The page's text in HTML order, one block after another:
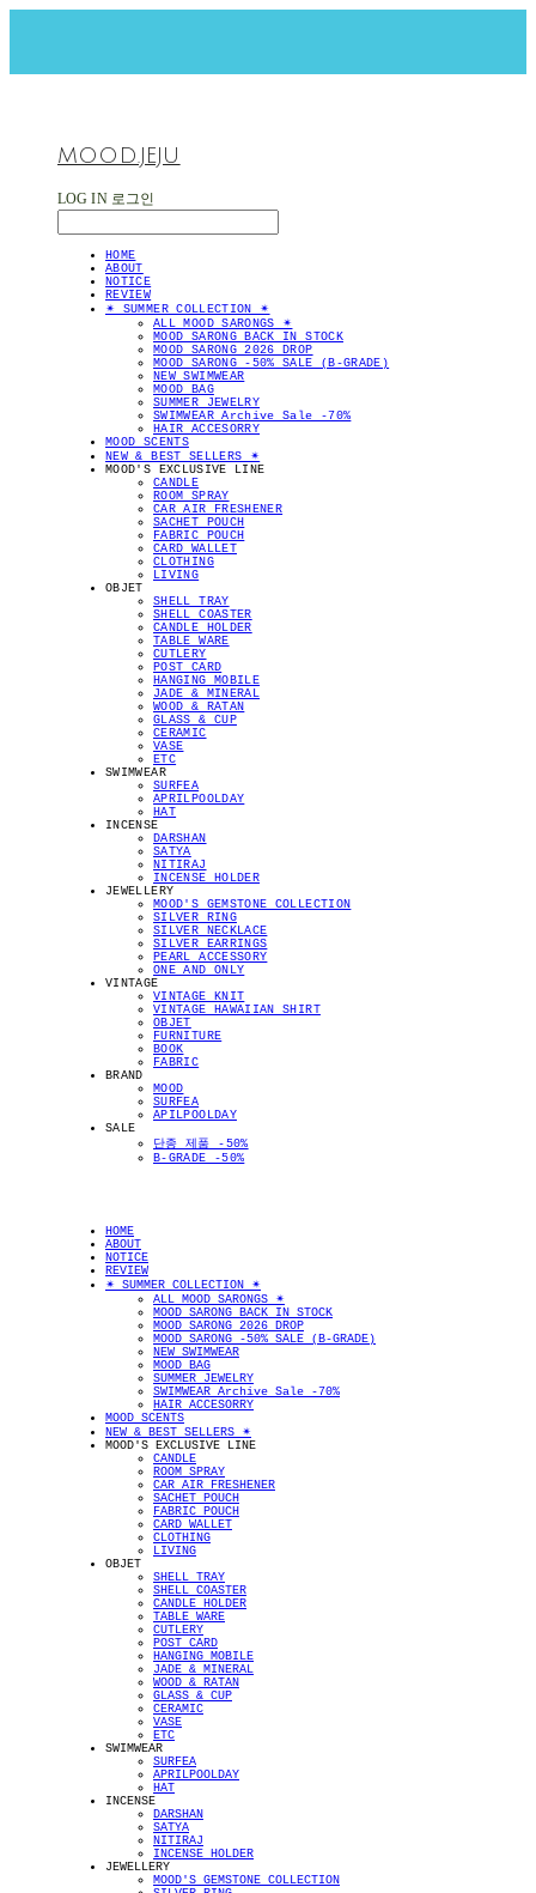
MOOD.JEJU
LOG IN 로그인
HOME
ABOUT
NOTICE
REVIEW
✴︎ SUMMER COLLECTION ✴︎
ALL MOOD SARONGS ✴︎
MOOD SARONG BACK IN STOCK
MOOD SARONG 2026 DROP
MOOD SARONG -50% SALE (B-GRADE)
NEW SWIMWEAR
MOOD BAG
SUMMER JEWELRY
SWIMWEAR Archive Sale -70%
HAIR ACCESORRY
MOOD SCENTS
NEW & BEST SELLERS ✴︎
MOOD'S EXCLUSIVE LINE
CANDLE
ROOM SPRAY
CAR AIR FRESHENER
SACHET POUCH
FABRIC POUCH
CARD WALLET
CLOTHING
LIVING
OBJET
SHELL TRAY
SHELL COASTER
CANDLE HOLDER
TABLE WARE
CUTLERY
POST CARD
HANGING MOBILE
JADE & MINERAL
WOOD & RATAN
GLASS & CUP
CERAMIC
VASE
ETC
SWIMWEAR
SURFEA
APRILPOOLDAY
HAT
INCENSE
DARSHAN
SATYA
NITIRAJ
INCENSE HOLDER
JEWELLERY
MOOD'S GEMSTONE COLLECTION
SILVER RING
SILVER NECKLACE
SILVER EARRINGS
PEARL ACCESSORY
ONE AND ONLY
VINTAGE
VINTAGE KNIT
VINTAGE HAWAIIAN SHIRT
OBJET
FURNITURE
BOOK
FABRIC
BRAND
MOOD
SURFEA
APILPOOLDAY
SALE
단종 제품 -50%
B-GRADE -50%
HOME
ABOUT
NOTICE
REVIEW
✴︎ SUMMER COLLECTION ✴︎
ALL MOOD SARONGS ✴︎
MOOD SARONG BACK IN STOCK
MOOD SARONG 2026 DROP
MOOD SARONG -50% SALE (B-GRADE)
NEW SWIMWEAR
MOOD BAG
SUMMER JEWELRY
SWIMWEAR Archive Sale -70%
HAIR ACCESORRY
MOOD SCENTS
NEW & BEST SELLERS ✴︎
MOOD'S EXCLUSIVE LINE
CANDLE
ROOM SPRAY
CAR AIR FRESHENER
SACHET POUCH
FABRIC POUCH
CARD WALLET
CLOTHING
LIVING
OBJET
SHELL TRAY
SHELL COASTER
CANDLE HOLDER
TABLE WARE
CUTLERY
POST CARD
HANGING MOBILE
JADE & MINERAL
WOOD & RATAN
GLASS & CUP
CERAMIC
VASE
ETC
SWIMWEAR
SURFEA
APRILPOOLDAY
HAT
INCENSE
DARSHAN
SATYA
NITIRAJ
INCENSE HOLDER
JEWELLERY
MOOD'S GEMSTONE COLLECTION